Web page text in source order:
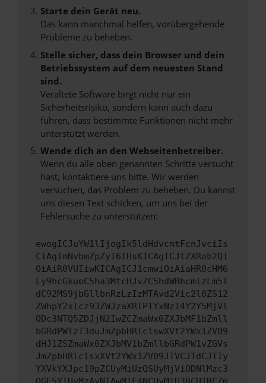
Starte dein Gerät neu.
Das kann manchmal helfen, vorübergehende
Probleme zu beheben.
Stelle sicher, dass dein Browser und dein
Betriebssystem auf dem neuesten Stand
sind.
Veraltete Software birgt nicht nur ein
Sicherheitsrisiko, sondern kann auch dazu
führen, dass bestimmte Funktionen nicht mehr
unterstützt werden.
Wende dich an den Webseitenbetreiber.
Wenn du alle oben genannten Schritte versucht
hast, kontaktiere uns bitte. Wir werden
versuchen, das Problem zu beheben. Du kannst
uns diesen Text schicken, um uns bei der
Fehlersuche zu unterstützen:
ewogICJuYW1lIjogIk5ldHdvcmtFcnJvciIs
CiAgImNvbmZpZyI6IHsKICAgICJtZXRob2Qi
OiAiR0VUIiwKICAgICJ1cmwiOiAiaHR0cHM6
Ly9hcGkueC5ha3MtcHJvZC5hdWRhcmlzLm5l
dC92MS9jbGllbnRzLzIzMTAvd2Vic2l0ZS12
ZWhpY2xlcz93ZWJzaXRlPTYxNzI4Y2Y5MjVl
ODc3NTQ5ZDJjN2IwZCZmaWx0ZXJbMF1bZmll
bGRdPWlzT3duJmZpbHRlclswXVt2YWx1ZV09
dHJ1ZSZmaWx0ZXJbMV1bZmllbGRdPW1vZGVs
JmZpbHRlclsxXVt2YWx1ZV09JTVCJTdCJTIy
YXVkYXJpc19pZCUyMiUzQSUyMjViODNlMzc3